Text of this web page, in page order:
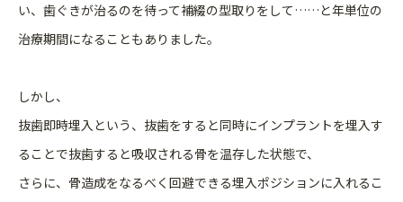
い、歯ぐきが治るのを待って補綴の型取りをして……と年単位の
治療期間になることもありました。
しかし、
抜歯即時埋入という、抜歯をすると同時にインプラントを埋入す
ることで抜歯すると吸収される骨を温存した状態で、
さらに、骨造成をなるべく回避できる埋入ポジションに入れるこ